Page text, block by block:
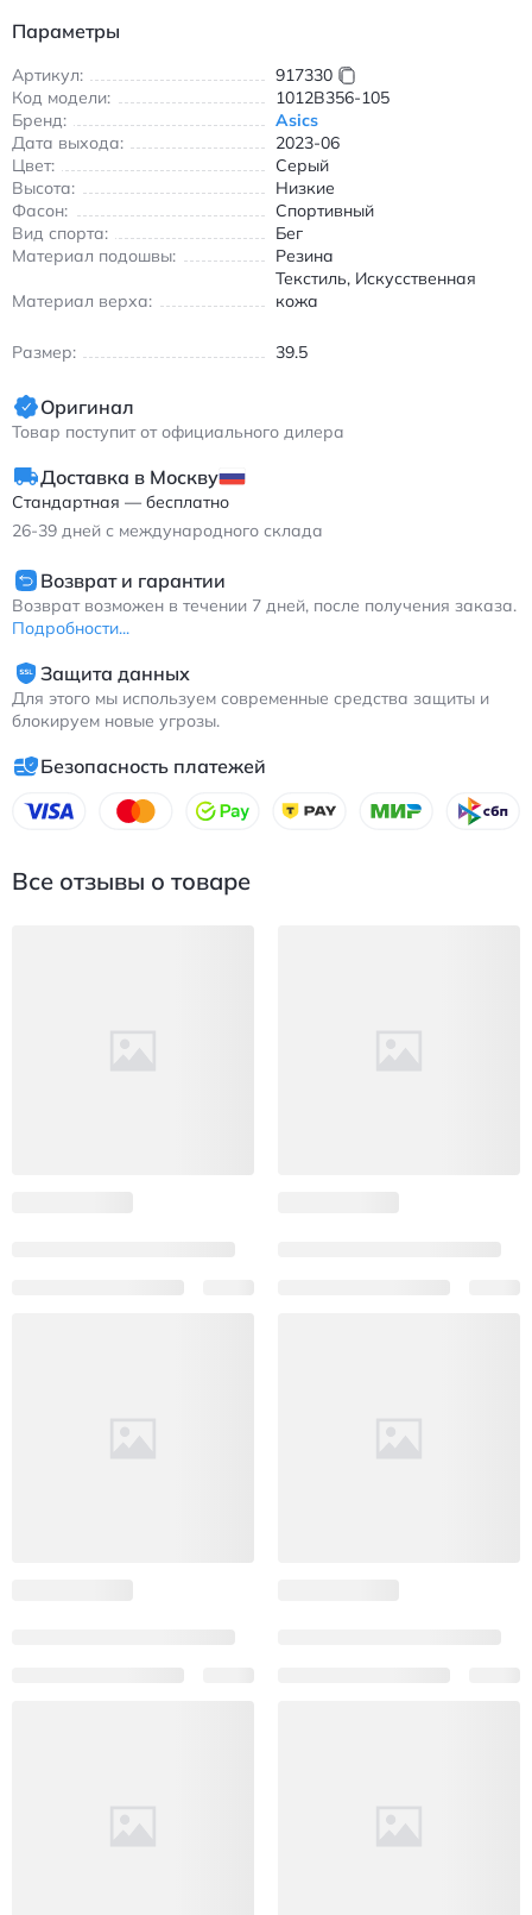
долговечность даже при интенсивных тренировках.
Подошва из резины AHAR+ обеспечивает износостойкость и
надежное сцепление на асфальте, беговой дорожке или
грунтовых поверхностях. Низкий крой модели обеспечивает
свободу движений, а эргономичная форма идеально
повторяет анатомию стопы. Серый цвет с голубыми и желтыми
акцентами придает кроссовкам современный вид,
подходящий как для тренировок, так и для повседневной
носки.
Эти кроссовки станут надежным выбором для марафонских
забегов и ежедневных пробежек, сочетая профессиональные
технологии с удобством. Подходят для активного образа
и легкому весу.
Асикс ГЕЛ-Нимбус 25 женские кроссовки для бега с
амортизацией серые
Параметры
Артикул:
917330
Код модели:
1012B356-105
Бренд:
Asics
Дата выхода:
2023-06
Цвет:
Серый
Высота:
Низкие
Фасон:
Спортивный
Вид спорта:
Бег
Материал подошвы:
Резина
Материал верха:
Текстиль, Искусственная
кожа
Размер: 39.5
Оригинал
Товар поступит от официального дилера
Доставка в Москву
Стандартная — бесплатно
26-39 дней с международного склада
Возврат и гарантии
Возврат возможен в течении 7 дней, после получения заказа.
Подробности...
Защита данных
Для этого мы используем современные средства защиты и
блокируем новые угрозы.
Безопасность платежей
Все отзывы о товаре